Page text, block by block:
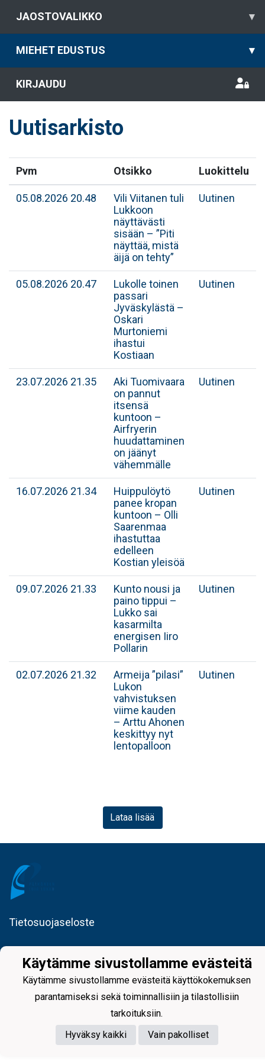
JAOSTOVALIKKO ▾
MIEHET EDUSTUS ▾
KIRJAUDU
Uutisarkisto
Pvm Otsikko Luokittelu
05.08.2026 20.48
Vili Viitanen tuli
Lukkoon
näyttävästi
sisään – ”Piti
näyttää, mistä
äijä on tehty”
Uutinen
05.08.2026 20.47
Lukolle toinen
passari
Jyväskylästä –
Oskari
Murtoniemi
ihastui
Kostiaan
Uutinen
23.07.2026 21.35
Aki Tuomivaara
on pannut
itsensä
kuntoon –
Airfryerin
huudattaminen
on jäänyt
vähemmälle
Uutinen
16.07.2026 21.34
Huippulöytö
panee kropan
kuntoon – Olli
Saarenmaa
ihastuttaa
edelleen
Kostian yleisöä
Uutinen
09.07.2026 21.33
Kunto nousi ja
paino tippui –
Lukko sai
kasarmilta
energisen Iiro
Pollarin
Uutinen
02.07.2026 21.32
Armeija ”pilasi”
Lukon
vahvistuksen
viime kauden
– Arttu Ahonen
keskittyy nyt
lentopalloon
Uutinen
Lataa lisää
Tietosuojaseloste
Käytämme sivustollamme evästeitä
Käytämme sivustollamme evästeitä käyttökokemuksen
parantamiseksi sekä toiminnallisiin ja tilastollisiin
tarkoituksiin.
Hyväksy kaikki
Vain pakolliset